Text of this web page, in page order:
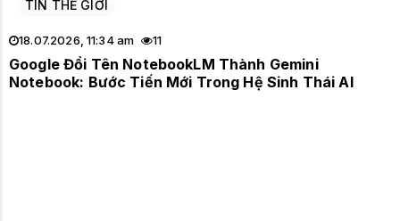
TIN THẾ GIỚI
18.07.2026, 11:34 am 11
Google Đổi Tên NotebookLM Thành Gemini
Notebook: Bước Tiến Mới Trong Hệ Sinh Thái AI